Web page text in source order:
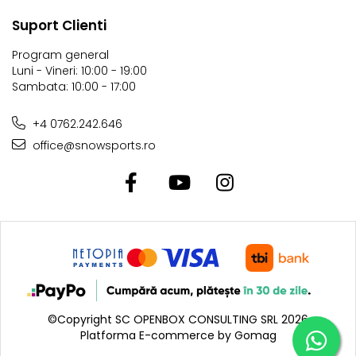
ofera aderenta la mers pe gheata si zapada. Forma arcuita
Suport Clienti
Program general
Luni - Vineri: 10:00 - 19:00
Sambata: 10:00 - 17:00
+4 0762.242.646
office@snowsports.ro
©Copyright SC OPENBOX CONSULTING SRL 2026
Platforma E-commerce by Gomag